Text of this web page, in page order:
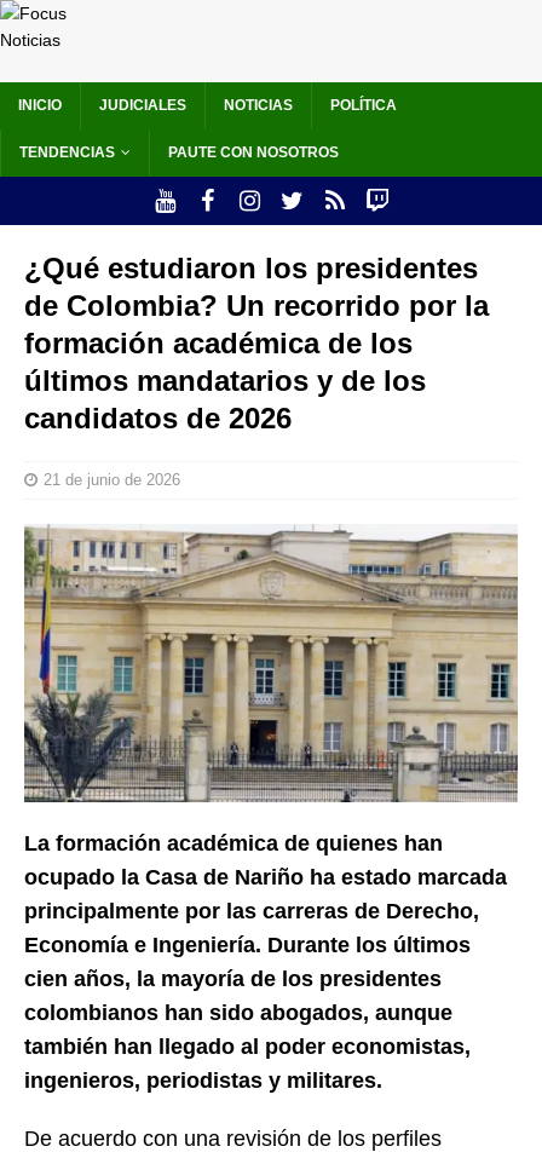
INICIO JUDICIALES NOTICIAS POLÍTICA
TENDENCIAS PAUTE CON NOSOTROS
¿Qué estudiaron los presidentes
de Colombia? Un recorrido por la
formación académica de los
últimos mandatarios y de los
candidatos de 2026
21 de junio de 2026
La formación académica de quienes han
ocupado la Casa de Nariño ha estado marcada
principalmente por las carreras de Derecho,
Economía e Ingeniería. Durante los últimos
cien años, la mayoría de los presidentes
colombianos han sido abogados, aunque
también han llegado al poder economistas,
ingenieros, periodistas y militares.
De acuerdo con una revisión de los perfiles